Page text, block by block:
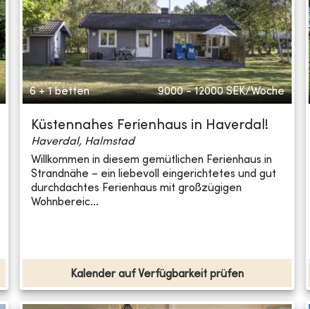
6 + 1 betten 9000 - 12000 SEK/Woche
Küstennahes Ferienhaus in Haverdal!
Haverdal, Halmstad
Willkommen in diesem gemütlichen Ferienhaus in
Strandnähe – ein liebevoll eingerichtetes und gut
durchdachtes Ferienhaus mit großzügigen
Wohnbereic...
Kalender auf Verfügbarkeit prüfen